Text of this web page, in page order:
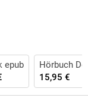
epub
Hörbuch
15,95 €